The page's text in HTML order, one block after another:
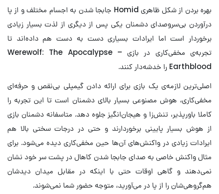
بهره بردن از شکل ظاهری Homid جابجا شدن به اجسام مختلف و از پا
درآوردن بی‌سروصدای دشمنان یکی پس از دیگری از لذت بسیار زیادی
برخوردار است اما ایرادات بسیاری دست به دست هم داده‌اند تا
تجربه‌ی مخفی‌کاری در بازی Werewolf: The Apocalypse –
Earthblood را خدشه‌دار کنند.
اصلی‌ترین لازمه‌ی یک بازی برای ارائه دادن گیمپلی بی‌نقص و حرفه‌ای
مخفی‌کاری، هوش مصنوعی بسیار بالای دشمنان است تا این تجربه را
کاملا باورپذیر، تنش‌زا و هیجان‌انگیز جلوه دهد. متاسفانه دشمنان بازی
از هوش بسیار پایینی برخوردارند و حتی در درجات سختی بالا هم
ایرادات زیادی در واکنش‌های آن‌ها حین مخفی‌کاری دیده می‌شود. برای
مثال واکنش خاصی به صدای جابجا شدن کاهال در پشت سر خود نشان
نمی‌دهند و گاهی اوقات حتی با اینکه در مقابل میدان دیدشان
هم‌گروهی‌شان را از پا در می‌آورید، متوجه حضور شما نمی‌شوند.